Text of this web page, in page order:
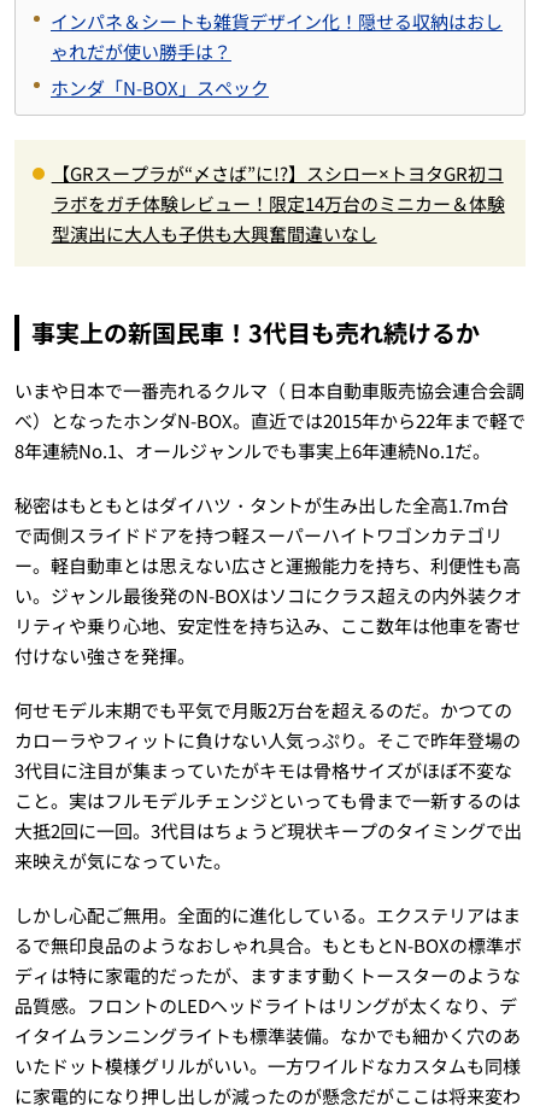
インパネ＆シートも雑貨デザイン化！隠せる収納はおし
ゃれだが使い勝手は？
ホンダ「N-BOX」スペック
【GRスープラが“〆さば”に!?】スシロー×トヨタGR初コ
ラボをガチ体験レビュー！限定14万台のミニカー＆体験
型演出に大人も子供も大興奮間違いなし
事実上の新国民車！3代目も売れ続けるか
いまや日本で一番売れるクルマ（ 日本自動車販売協会連合会調
べ）となったホンダN-BOX。直近では2015年から22年まで軽で
8年連続No.1、オールジャンルでも事実上6年連続No.1だ。
秘密はもともとはダイハツ・タントが生み出した全高1.7ⅿ台
で両側スライドドアを持つ軽スーパーハイトワゴンカテゴリ
ー。軽自動車とは思えない広さと運搬能力を持ち、利便性も高
い。ジャンル最後発のN-BOXはソコにクラス超えの内外装クオ
リティや乗り心地、安定性を持ち込み、ここ数年は他車を寄せ
付けない強さを発揮。
何せモデル末期でも平気で月販2万台を超えるのだ。かつての
カローラやフィットに負けない人気っぷり。そこで昨年登場の
3代目に注目が集まっていたがキモは骨格サイズがほぼ不変な
こと。実はフルモデルチェンジといっても骨まで一新するのは
大抵2回に一回。3代目はちょうど現状キープのタイミングで出
来映えが気になっていた。
しかし心配ご無用。全面的に進化している。エクステリアはま
るで無印良品のようなおしゃれ具合。もともとN-BOXの標準ボ
ディは特に家電的だったが、ますます動くトースターのような
品質感。フロントのLEDヘッドライトはリングが太くなり、デ
イタイムランニングライトも標準装備。なかでも細かく穴のあ
いたドット模様グリルがいい。一方ワイルドなカスタムも同様
に家電的になり押し出しが減ったのが懸念だがここは将来変わ